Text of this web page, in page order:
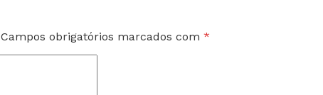
Campos obrigatórios marcados com *